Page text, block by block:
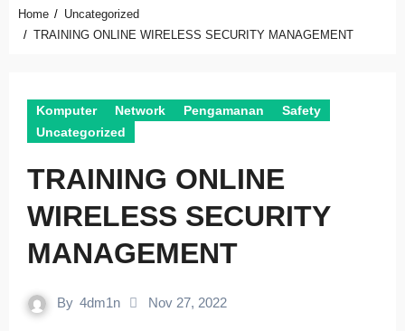
Home
Uncategorized
TRAINING ONLINE WIRELESS SECURITY MANAGEMENT
Komputer Network Pengamanan
Safety
Uncategorized
TRAINING ONLINE
WIRELESS SECURITY
MANAGEMENT
By 4dm1n Nov 27, 2022